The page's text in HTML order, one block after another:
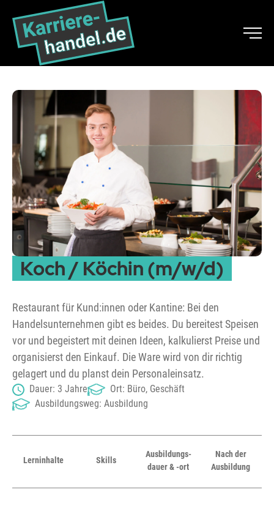
Koch / Köchin (m/w/d)
Restaurant für Kund:innen oder Kantine: Bei den
Handelsunternehmen gibt es beides. Du bereitest Speisen
vor und begeistert mit deinen Ideen, kalkulierst Preise und
organisierst den Einkauf. Die Ware wird von dir richtig
gelagert und du planst dein Personaleinsatz.
Dauer: 3 Jahre
Ort: Büro, Geschäft
Ausbildungsweg: Ausbildung
Lern­inhalte Skills
Ausbildungs­
dauer & -ort
Nach der
Ausbildung